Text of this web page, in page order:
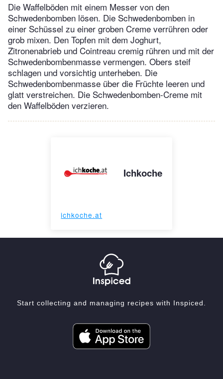
Die Waffelböden mit einem Messer von den
Schwedenbomben lösen. Die Schwedenbomben in
einer Schüssel zu einer groben Creme verrühren oder
grob mixen. Den Topfen mit dem Joghurt,
Zitronenabrieb und Cointreau cremig rühren und mit der
Schwedenbombenmasse vermengen. Obers steif
schlagen und vorsichtig unterheben. Die
Schwedenbombenmasse über die Früchte leeren und
glatt verstreichen. Die Schwedenbomben-Creme mit
den Waffelböden verzieren.
Ichkoche
ichkoche.at
Start collecting and managing recipes with Inspiced.